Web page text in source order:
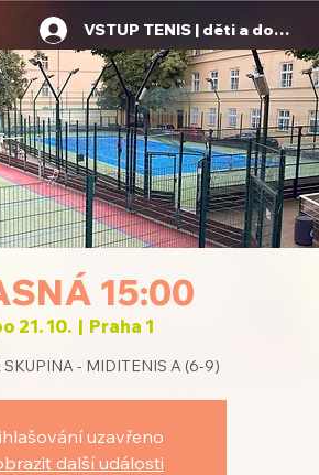
VSTUP TENIS | děti a dospělí
15:00
21. 10.
  |
Praha 1
SKUPINA - MIDITENIS A (6-9)
uzavřeno
další události